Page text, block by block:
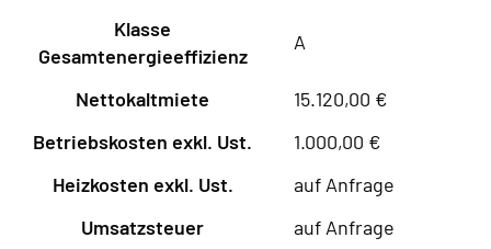
Klasse
Gesamtenergieeffizienz
A
Nettokaltmiete
15.120,00 €
Betriebskosten exkl. Ust.
1.000,00 €
Heizkosten exkl. Ust.
auf Anfrage
Umsatzsteuer
auf Anfrage